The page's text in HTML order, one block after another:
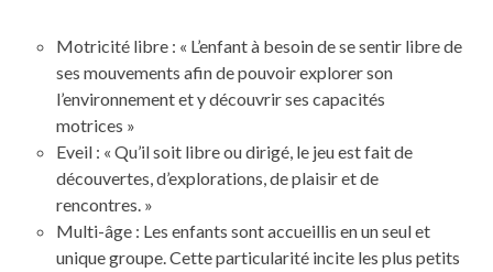
Motricité libre : « L’enfant à besoin de se sentir libre de
ses mouvements afin de pouvoir explorer son
l’environnement et y découvrir ses capacités
motrices »
Eveil : « Qu’il soit libre ou dirigé, le jeu est fait de
découvertes, d’explorations, de plaisir et de
rencontres. »
Multi-âge : Les enfants sont accueillis en un seul et
unique groupe. Cette particularité incite les plus petits